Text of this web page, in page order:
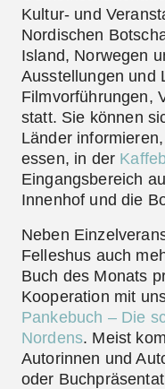
Kultur- und
Nordischen
Island, Norwegen
Ausstellungen und
Filmvorführungen,
statt. Sie können
Länder
essen, in der
Eingangsbereich
Innenhof und die
Neben
Felleshus auch
Buch des Monats
Kooperation mit
Pankebuch – Die
Nordens. Meist
Autorinnen und
oder